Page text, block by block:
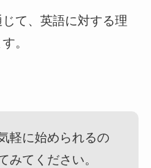
て、英語に対する理
。
軽に始められるの
みてください。